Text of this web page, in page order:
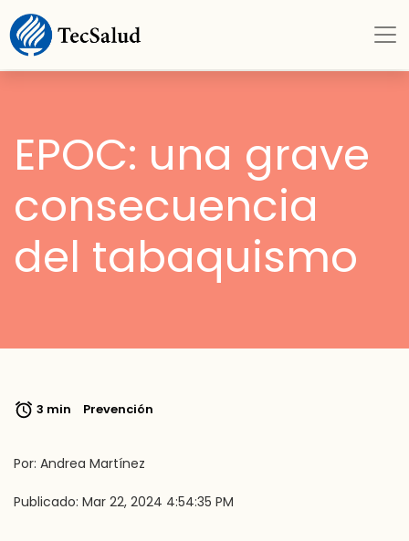
EPOC: una grave
consecuencia
del tabaquismo
3 min Prevención
Por: Andrea Martínez
Publicado: Mar 22, 2024 4:54:35 PM